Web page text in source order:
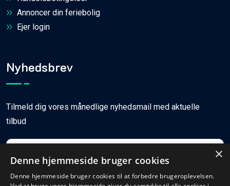
Annoncer din feriebolig
Ejer login
Nyhedsbrev
Tilmeld dig vores månedlige nyhedsmail med aktuelle
tilbud
×
Denne hjemmeside bruger cookies
Denne hjemmeside bruger cookies til at forbedre brugeroplevelsen.